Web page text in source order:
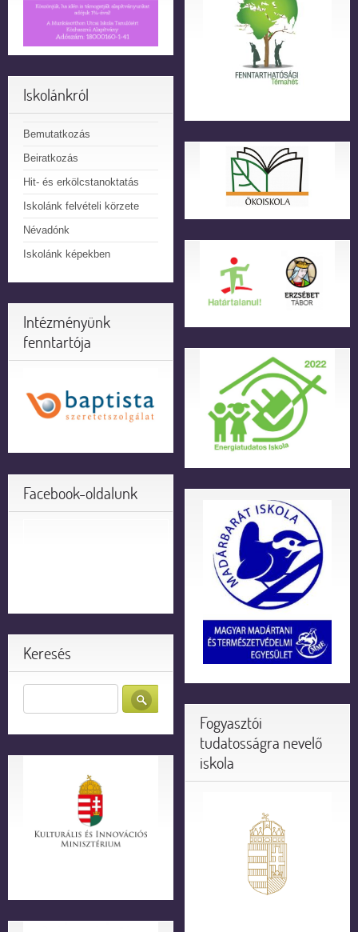
Iskolánkról
Bemutatkozás
Beiratkozás
Hit- és erkölcstanoktatás
Iskolánk felvételi körzete
Névadónk
Iskolánk képekben
Intézményünk
fenntartója
Facebook-oldalunk
Keresés
Fogyasztói
tudatosságra nevelő
iskola